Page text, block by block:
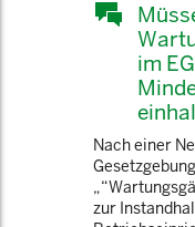
im
Nach einer
zur